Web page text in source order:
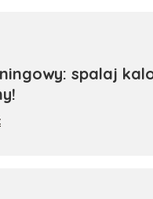
spalaj